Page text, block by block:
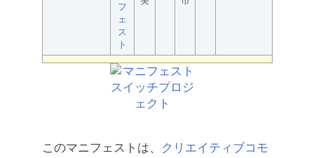
フ
ェ
ス
ト
このマニフェストは、
クリエイティブコモ